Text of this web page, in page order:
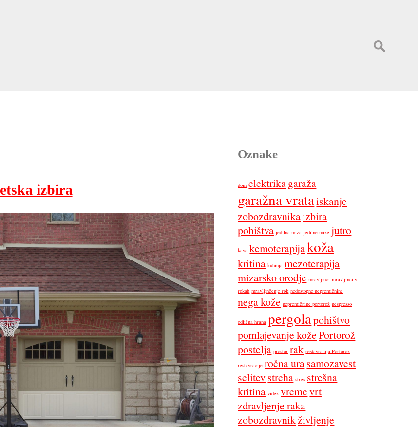
Išči:
izbira
Oznake
dom elektrikagaraža
garažna vrataiskanje
zobozdravnikaizbira
pohištva jedilna miza jedilne mize jutro
kava kemoterapijakoža
kritina kuhinja mezoterapija
mizarsko orodje mravljinci mravljinci v
rokah mravljinčenje rok nedostopne nepremičnine
nega kože nepremičnine portorož nespresso
odlična hrana pergolapohištvo
pomlajevanje kožePortorož
postelja prostor rak restavracija Portorož
restavracije ročna urasamozavest
selitevstreha stres strešna
kritina videz vremevrt
zdravljenje raka
zobozdravnikživljenje